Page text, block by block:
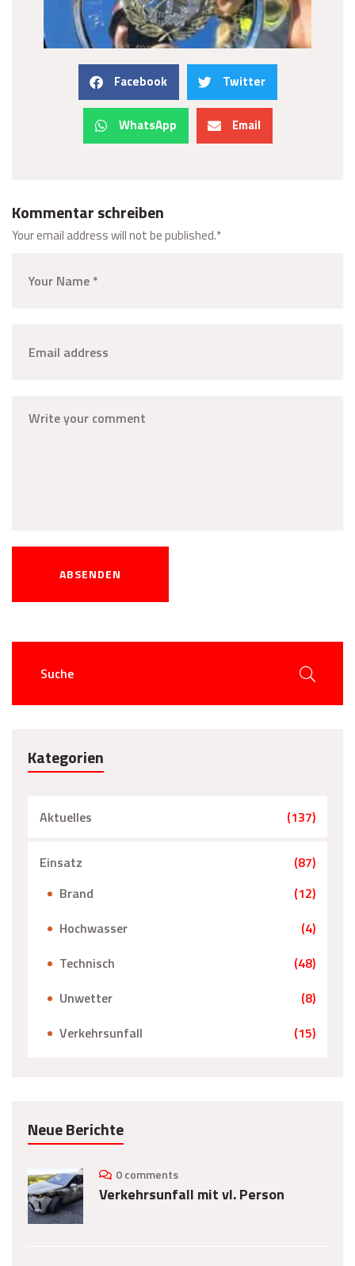
Facebook Twitter
WhatsApp Email
Kommentar schreiben
Your email address will not be published.*
ABSENDEN
Kategorien
Aktuelles (137)
Einsatz
(87)
Brand
(12)
Hochwasser
(4)
Technisch
(48)
Unwetter
(8)
Verkehrsunfall
(15)
Neue Berichte
0 comments
Verkehrsunfall mit vl. Person